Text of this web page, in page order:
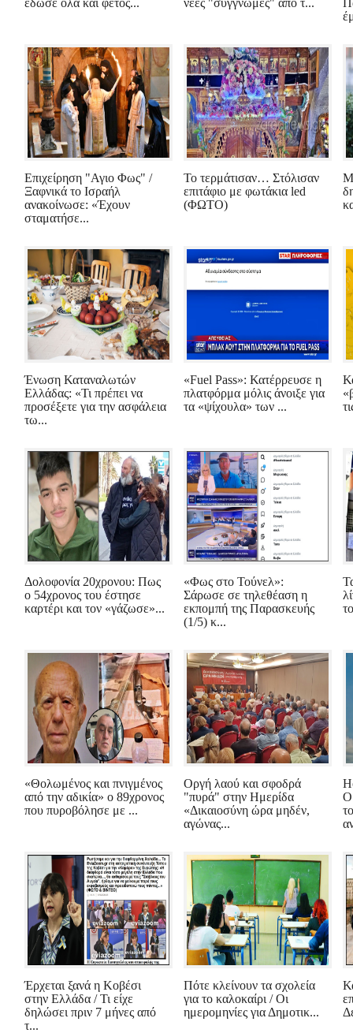
έδωσε όλα και φέτος... νέες "συγγνώμες" από τ...
Επιχείρηση "Αγιο Φως" /
Ξαφνικά το Ισραήλ
ανακοίνωσε: «Έχουν
σταματήσε...
Το τερμάτισαν… Στόλισαν
επιτάφιο με φωτάκια led
(ΦΩΤΟ)
Ένωση Καταναλωτών
Ελλάδας: «Τι πρέπει να
προσέξετε για την ασφάλεια
τω...
«Fuel Pass»: Κατέρρευσε η
πλατφόρμα μόλις άνοιξε για
τα «ψίχουλα» των ...
Δολοφονία 20χρονου: Πως
ο 54χρονος του έστησε
καρτέρι και τον «γάζωσε»...
«Φως στο Τούνελ»:
Σάρωσε σε τηλεθέαση η
εκπομπή της Παρασκευής
(1/5) κ...
«Θολωμένος και πνιγμένος
από την αδικία» ο 89χρονος
που πυροβόλησε με ...
Οργή λαού και σφοδρά
"πυρά" στην Ημερίδα
«Δικαιοσύνη ώρα μηδέν,
αγώνας...
Έρχεται ξανά η Κοβέσι
στην Ελλάδα / Τι είχε
δηλώσει πριν 7 μήνες από
τ...
Πότε κλείνουν τα σχολεία
για το καλοκαίρι / Οι
ημερομηνίες για Δημοτικ...